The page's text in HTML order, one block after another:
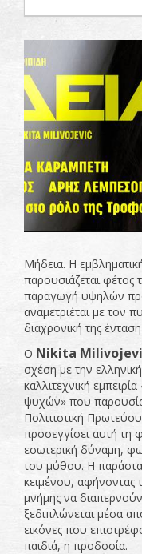
Μήδεια. Η
παρουσιάζεται φέτος
παραγωγή υψηλών
αναμετριέται με τον
διαχρονική της
Ο Nikita
σχέση με την
καλλιτεχνική
ψυχών» που
Πολιτιστική
προσεγγίσει αυτή τη
εσωτερική δύναμη,
του μύθου. Η
κειμένου, αφήνοντας
μνήμης να
ξεδιπλώνεται μέσα
εικόνες που
παιδιά, η προδοσία.